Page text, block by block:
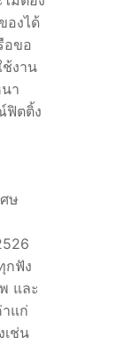
องได้
อขอ
งาน
า
ฟิตติ้ง
ษ
กฟัง
และ
แก่
เช่น